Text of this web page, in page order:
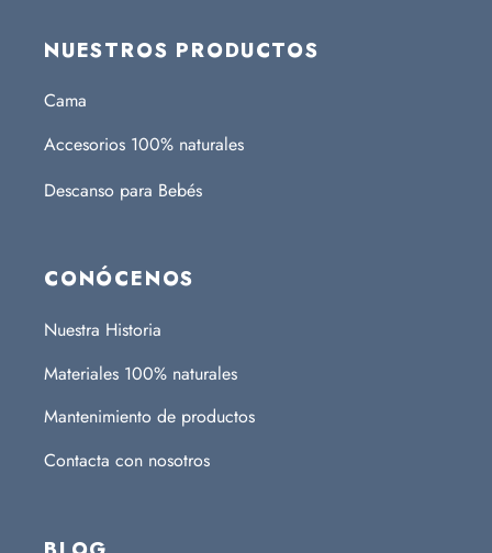
NUESTROS PRODUCTOS
Cama
Accesorios 100% naturales
Descanso para Bebés
CONÓCENOS
Nuestra Historia
Materiales 100% naturales
Mantenimiento de productos
Contacta con nosotros